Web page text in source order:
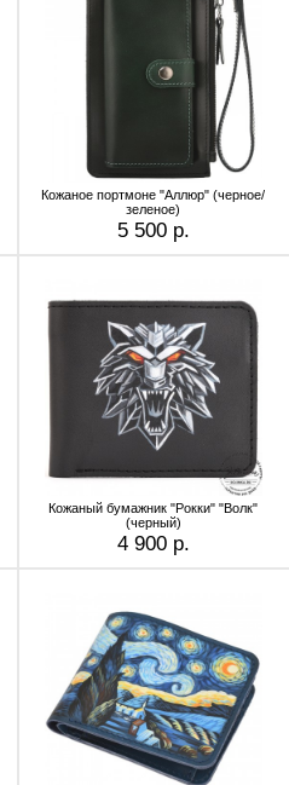
Кожаное портмоне "Аллюр" (черное/
зеленое)
5 500 р.
Кожаный бумажник "Рокки" "Волк"
(черный)
4 900 р.